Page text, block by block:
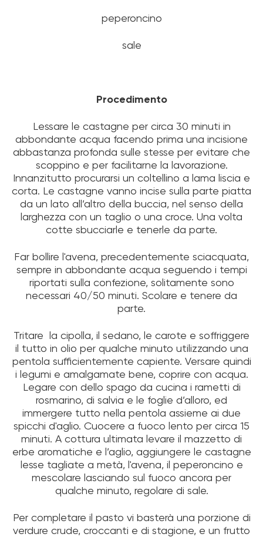
peperoncino
sale
Procedimento
Lessare le castagne per circa 30 minuti in
abbondante acqua facendo prima una incisione
abbastanza profonda sulle stesse per evitare che
scoppino e per facilitarne la lavorazione.
Innanzitutto procurarsi un coltellino a lama liscia e
corta. Le castagne vanno incise sulla parte piatta
da un lato all’altro della buccia, nel senso della
larghezza con un taglio o una croce. Una volta
cotte sbucciarle e tenerle da parte.
Far bollire l'avena, precedentemente sciacquata,
sempre in abbondante acqua seguendo i tempi
riportati sulla confezione, solitamente sono
necessari 40/50 minuti. Scolare e tenere da
parte.
Tritare la cipolla, il sedano, le carote e soffriggere
il tutto in olio per qualche minuto utilizzando una
pentola sufficientemente capiente. Versare quindi
i legumi e amalgamate bene, coprire con acqua.
Legare con dello spago da cucina i rametti di
rosmarino, di salvia e le foglie d’alloro, ed
immergere tutto nella pentola assieme ai due
spicchi d'aglio. Cuocere a fuoco lento per circa 15
minuti. A cottura ultimata levare il mazzetto di
erbe aromatiche e l’aglio, aggiungere le castagne
lesse tagliate a metà, l'avena, il peperoncino e
mescolare lasciando sul fuoco ancora per
qualche minuto, regolare di sale.
Per completare il pasto vi basterà una porzione di
verdure crude, croccanti e di stagione, e un frutto